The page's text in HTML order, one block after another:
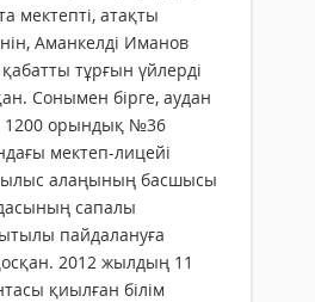
мектепті, атақты
Аманкелді Иманов
қабатты тұрғын үйлерді
Сонымен бірге, аудан
1200 орындық №36
мектеп-лицейі
алаңының басшысы
сапалы
пайдалануға
2012 жылдың 11
қиылған білім